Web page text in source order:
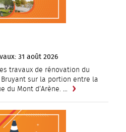
31 août 2026
travaux de rénovation du
sur la portion entre la
du Mont d’Arène. …